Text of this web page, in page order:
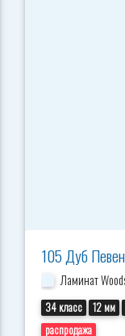
105 Дуб
Ламинат
34 класс 12 мм
распродажа